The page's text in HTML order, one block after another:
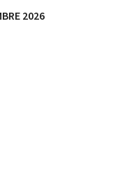
2026